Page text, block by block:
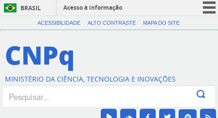
BRASIL
Acesso à informação
CORONAVÍRUS (COVID-19)
Canais
ACESSIBILIDADE ALTO CONTRASTE MAPA DO SITE
CNPq
MINISTÉRIO DA CIÊNCIA, TECNOLOGIA E INOVAÇÕES